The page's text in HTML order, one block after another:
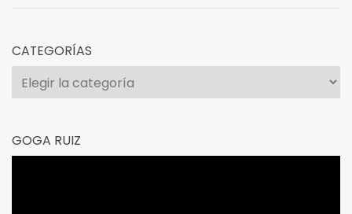
CATEGORÍAS
Categorías
GOGA RUIZ